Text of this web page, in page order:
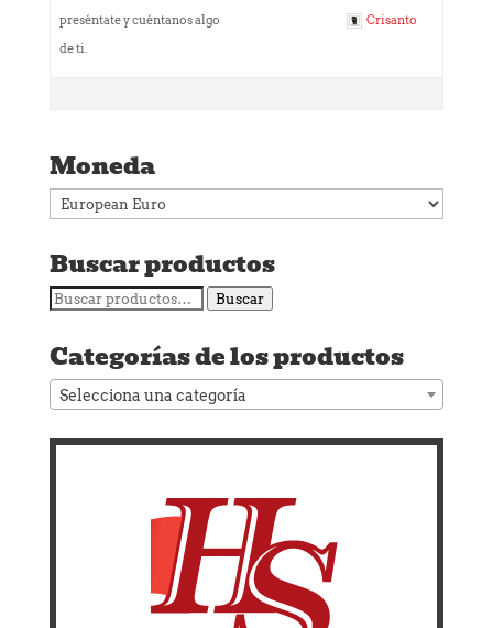
preséntate y cuéntanos algo
de ti.
Crisanto
Moneda
Buscar productos
Buscar
Buscar
Categorías de los productos
Selecciona una categoría